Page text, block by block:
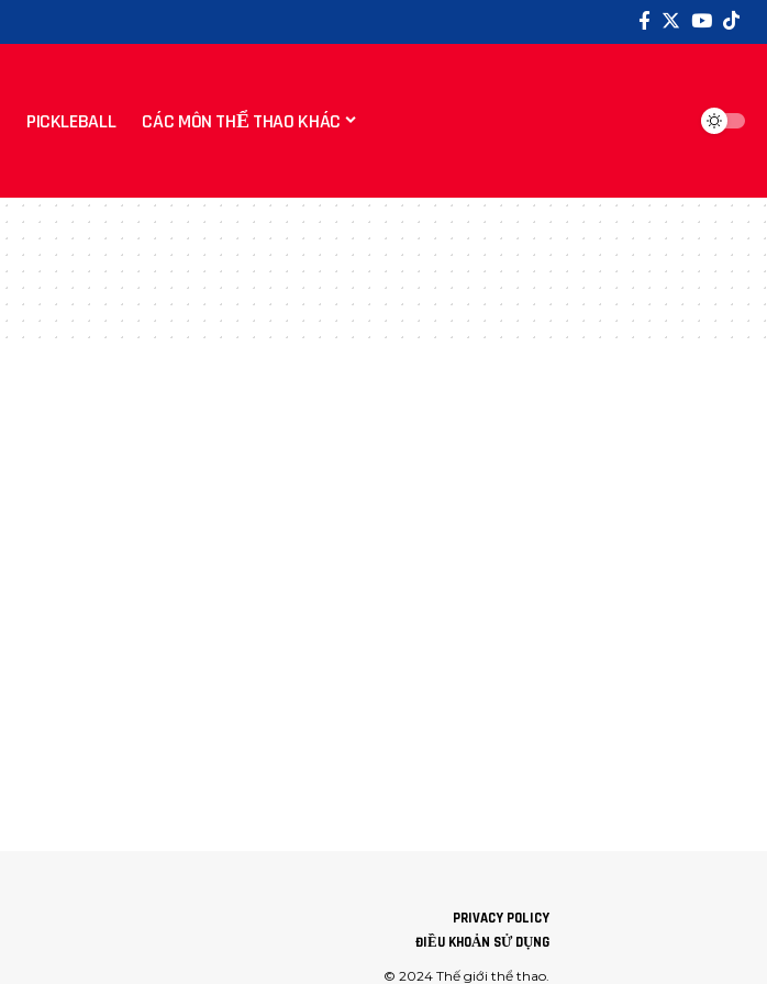
PICKLEBALL CÁC MÔN THỂ THAO KHÁC
PRIVACY POLICY
ĐIỀU KHOẢN SỬ DỤNG
© 2024Thế giới thể thao